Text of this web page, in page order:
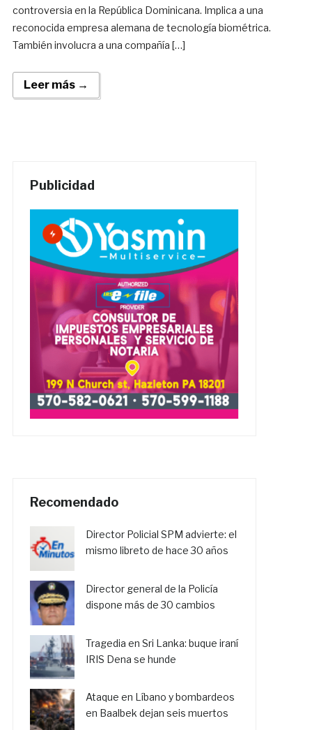
controversia en la República Dominicana. Implica a una
reconocida empresa alemana de tecnología biométrica.
También involucra a una compañía […]
Leer más →
Publicidad
Recomendado
Director Policial SPM advierte: el
mismo libreto de hace 30 años
Director general de la Policía
dispone más de 30 cambios
Tragedia en Sri Lanka: buque iraní
IRIS Dena se hunde
Ataque en Líbano y bombardeos
en Baalbek dejan seis muertos